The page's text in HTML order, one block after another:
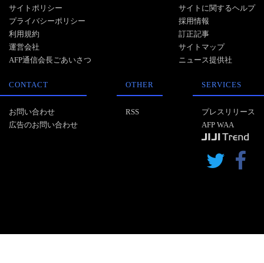
サイトポリシー
プライバシーポリシー
利用規約
運営会社
AFP通信会長ごあいさつ
サイトに関するヘルプ
採用情報
訂正記事
サイトマップ
ニュース提供社
CONTACT
お問い合わせ
広告のお問い合わせ
OTHER
RSS
SERVICES
プレスリリース
AFP WAA